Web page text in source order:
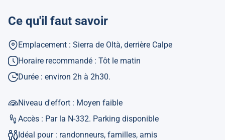
Ce qu'il faut savoir
Emplacement : Sierra de Oltà, derrière Calpe
Horaire recommandé : Tôt le matin
Durée : environ 2h à 2h30.
Niveau d'effort : Moyen faible
Accès : Par la N-332. Parking disponible
Idéal pour : randonneurs, familles, amis